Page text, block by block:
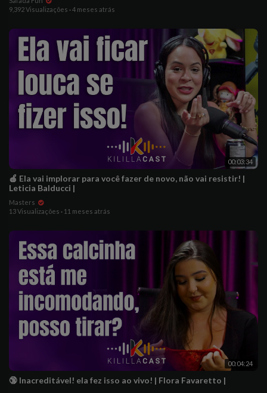
9,392 Visualizações ·4 meses atrás
00:03:34
🍎 Ela vai implorar para você fazer de novo, não vai resistir! |
Leticia Balducci |
Masters
13 Visualizações · 11 meses atrás
00:04:24
🔞 Inacreditável! ela fez isso ao vivo! | Flora Favaretto |